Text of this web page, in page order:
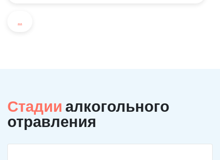
...
Стадии алкогольного
отравления